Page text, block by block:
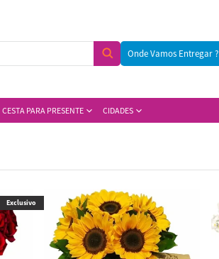
Onde Vamos Entregar ?
CESTA PARA PRESENTE CIDADES
Exclusivo